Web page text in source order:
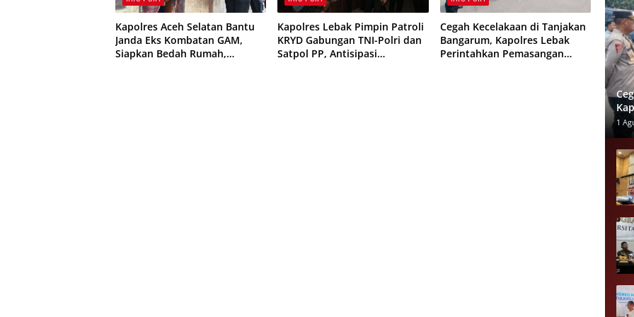
Kapolres Aceh Selatan Bantu
Janda Eks Kombatan GAM,
Siapkan Bedah Rumah,
Kapolres Lebak Pimpin Patroli
KRYD Gabungan TNI-Polri dan
Satpol PP, Antisipasi
Cegah Kecelakaan di Tanjakan
Bangarum, Kapolres Lebak
Perintahkan Pemasangan
1